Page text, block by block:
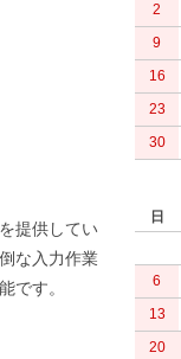
提供してい
な入力作業
です。
2
9
16
23
30
日
6
13
20